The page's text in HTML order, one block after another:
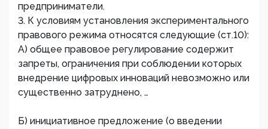
предприниматели.
3. К условиям установления экспериментального
правового режима относятся следующие (ст.10):
А) общее правовое регулирование содержит
запреты, ограничения при соблюдении которых
внедрение цифровых инноваций невозможно или
существенно затруднено, …
Б) инициативное предложение (о введении